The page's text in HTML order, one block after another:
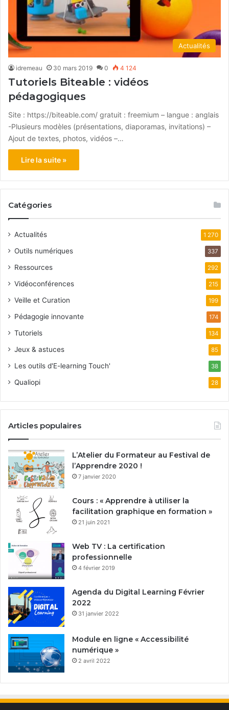
Actualités
idremeau 30 mars 2019 0 4 124
Tutoriels Biteable : vidéos
pédagogiques
Site : https://biteable.com/ gratuit : freemium – langue : anglais
-Plusieurs modèles (présentations, diaporamas, invitations) –
Ajout de textes, photos, vidéos –…
Lire la suite »
Catégories
Actualités 1 270
Outils numériques 337
Ressources 292
Vidéoconférences 215
Veille et Curation 199
Pédagogie innovante 174
Tutoriels 134
Jeux & astuces 85
Les outils d'E-learning Touch' 38
Qualiopi 28
Articles populaires
L’Atelier du Formateur au Festival de
l’Apprendre 2020 !
7 janvier 2020
Cours : « Apprendre à utiliser la
facilitation graphique en formation »
21 juin 2021
Web TV : La certification
professionnelle
4 février 2019
Agenda du Digital Learning Février
2022
31 janvier 2022
Module en ligne « Accessibilité
numérique »
2 avril 2022